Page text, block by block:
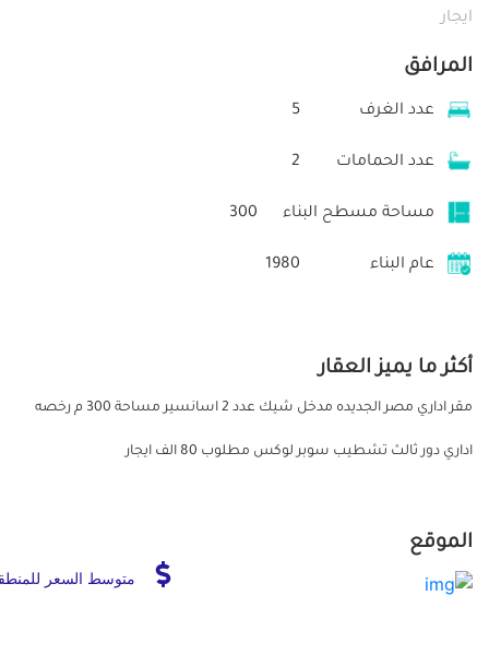
ايجار
المرافق
عدد الغرف 5
عدد الحمامات 2
مساحة مسطح البناء 300
عام البناء 1980
أكثر ما يميز العقار
مقر اداري مصر الجديده مدخل شيك عدد 2 اسانسير مساحة 300 م رخصه
اداري دور ثالث تشطيب سوبر لوكس مطلوب 80 الف ايجار
الموقع
متوسط السعر